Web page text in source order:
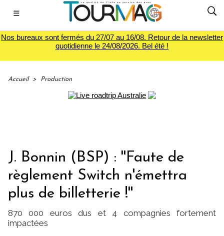
☰
Nos bureaux sont fermés du 27/07 au 16/08. Retour de la newsletter
quotidienne le 24/08/2026. Bel été !
Accueil > Production
J. Bonnin (BSP) : ''Faute de
règlement Switch n'émettra
plus de billetterie !''
870 000 euros dus et 4 compagnies fortement
impactées